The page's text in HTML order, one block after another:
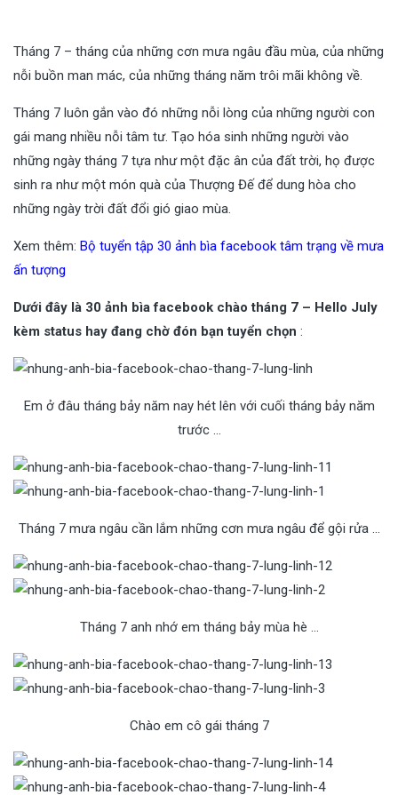
Tháng 7 – tháng của những cơn mưa ngâu đầu mùa, của những
nỗi buồn man mác, của những tháng năm trôi mãi không về.
Tháng 7 luôn gắn vào đó những nỗi lòng của những người con
gái mang nhiều nỗi tâm tư. Tạo hóa sinh những người vào
những ngày tháng 7 tựa như một đặc ân của đất trời, họ được
sinh ra như một món quà của Thượng Đế để dung hòa cho
những ngày trời đất đổi gió giao mùa.
Xem thêm: Bộ tuyển tập 30 ảnh bìa facebook tâm trạng về mưa
ấn tượng
Dưới đây là 30 ảnh bìa facebook chào tháng 7 – Hello July
kèm status hay đang chờ đón bạn tuyển chọn :
Em ở đâu tháng bảy năm nay hét lên với cuối tháng bảy năm
trước …
Tháng 7 mưa ngâu cần lắm những cơn mưa ngâu để gội rửa …
Tháng 7 anh nhớ em tháng bảy mùa hè …
Chào em cô gái tháng 7